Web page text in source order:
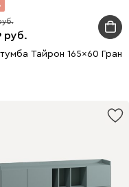
Тайрон 165x60 Гранд